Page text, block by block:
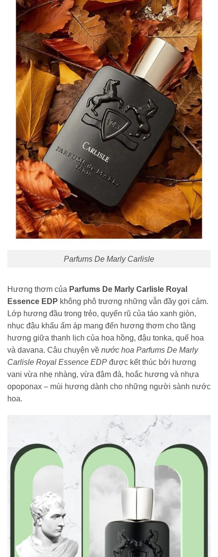
Parfums De Marly Carlisle
Hương thơm của Parfums De Marly Carlisle Royal
Essence EDP không phô trương những vẫn đầy gợi cảm.
Lớp hương đầu trong trẻo, quyến rũ của táo xanh giòn,
nhục đậu khấu ấm áp mang đến hương thơm cho tầng
hương giữa thanh lịch của hoa hồng, đậu tonka, quế hoa
và davana. Câu chuyện về nước hoa Parfums De Marly
Carlisle Royal Essence EDP được kết thúc bởi hương
vani vừa nhẹ nhàng, vừa đậm đà, hoắc hương và nhựa
opoponax – mùi hương dành cho những người sành nước
hoa.